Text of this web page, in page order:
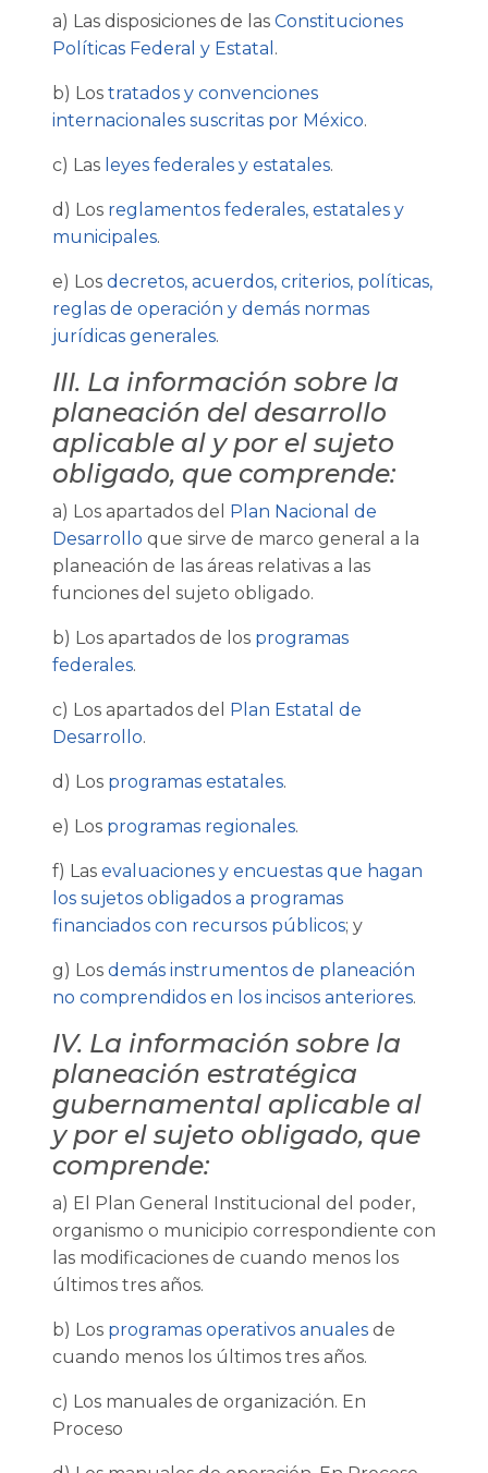
a) Las disposiciones de las Constituciones
Políticas Federal y Estatal .
b) Los tratados y convenciones
internacionales suscritas por México.
c) Las leyes federales y estatales.
d) Los reglamentos federales, estatales y
municipales.
e) Los decretos, acuerdos, criterios, políticas,
reglas de operación y demás normas
jurídicas generales.
III. La información sobre la
planeación del desarrollo
aplicable al y por el sujeto
obligado, que comprende:
a) Los apartados del Plan Nacional de
Desarrollo que sirve de marco general a la
planeación de las áreas relativas a las
funciones del sujeto obligado.
b) Los apartados de los programas
federales.
c) Los apartados del Plan Estatal de
Desarrollo.
d) Los programas estatales.
e) Los programas regionales.
f) Las evaluaciones y encuestas que hagan
los sujetos obligados a programas
financiados con recursos públicos; y
g) Los demás instrumentos de planeación
no comprendidos en los incisos anteriores.
IV. La información sobre la
planeación estratégica
gubernamental aplicable al
y por el sujeto obligado, que
comprende:
a) El Plan General Institucional del poder,
organismo o municipio correspondiente con
las modificaciones de cuando menos los
últimos tres años.
b) Los programas operativos anuales de
cuando menos los últimos tres años.
c) Los manuales de organización. En
Proceso